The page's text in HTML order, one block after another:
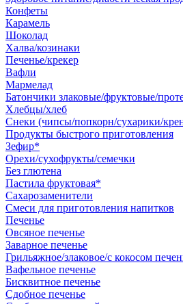
Конфеты
Карамель
Шоколад
Халва/козинаки
Печенье/крекер
Вафли
Мармелад
Батончики злаковые/фруктовые/
Хлебцы/хлеб
Снеки (чипсы/попкорн/сухарики/
Продукты быстрого приготовления
Зефир*
Орехи/сухофрукты/семечки
Без глютена
Пастила фруктовая*
Сахарозаменители
Смеси для приготовления напитков
Печенье
Овсяное печенье
Заварное печенье
Грильяжное/злаковое/с кокосом
Вафельное печенье
Бисквитное печенье
Сдобное печенье